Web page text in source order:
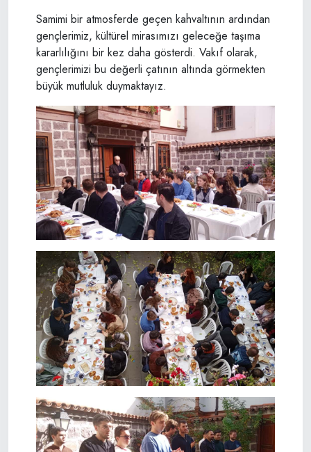
Samimi bir atmosferde geçen kahvaltının ardından
gençlerimiz, kültürel mirasımızı geleceğe taşıma
kararlılığını bir kez daha gösterdi. Vakıf olarak,
gençlerimizi bu değerli çatının altında görmekten
büyük mutluluk duymaktayız.